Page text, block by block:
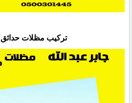
تركيب مظلات حدائق